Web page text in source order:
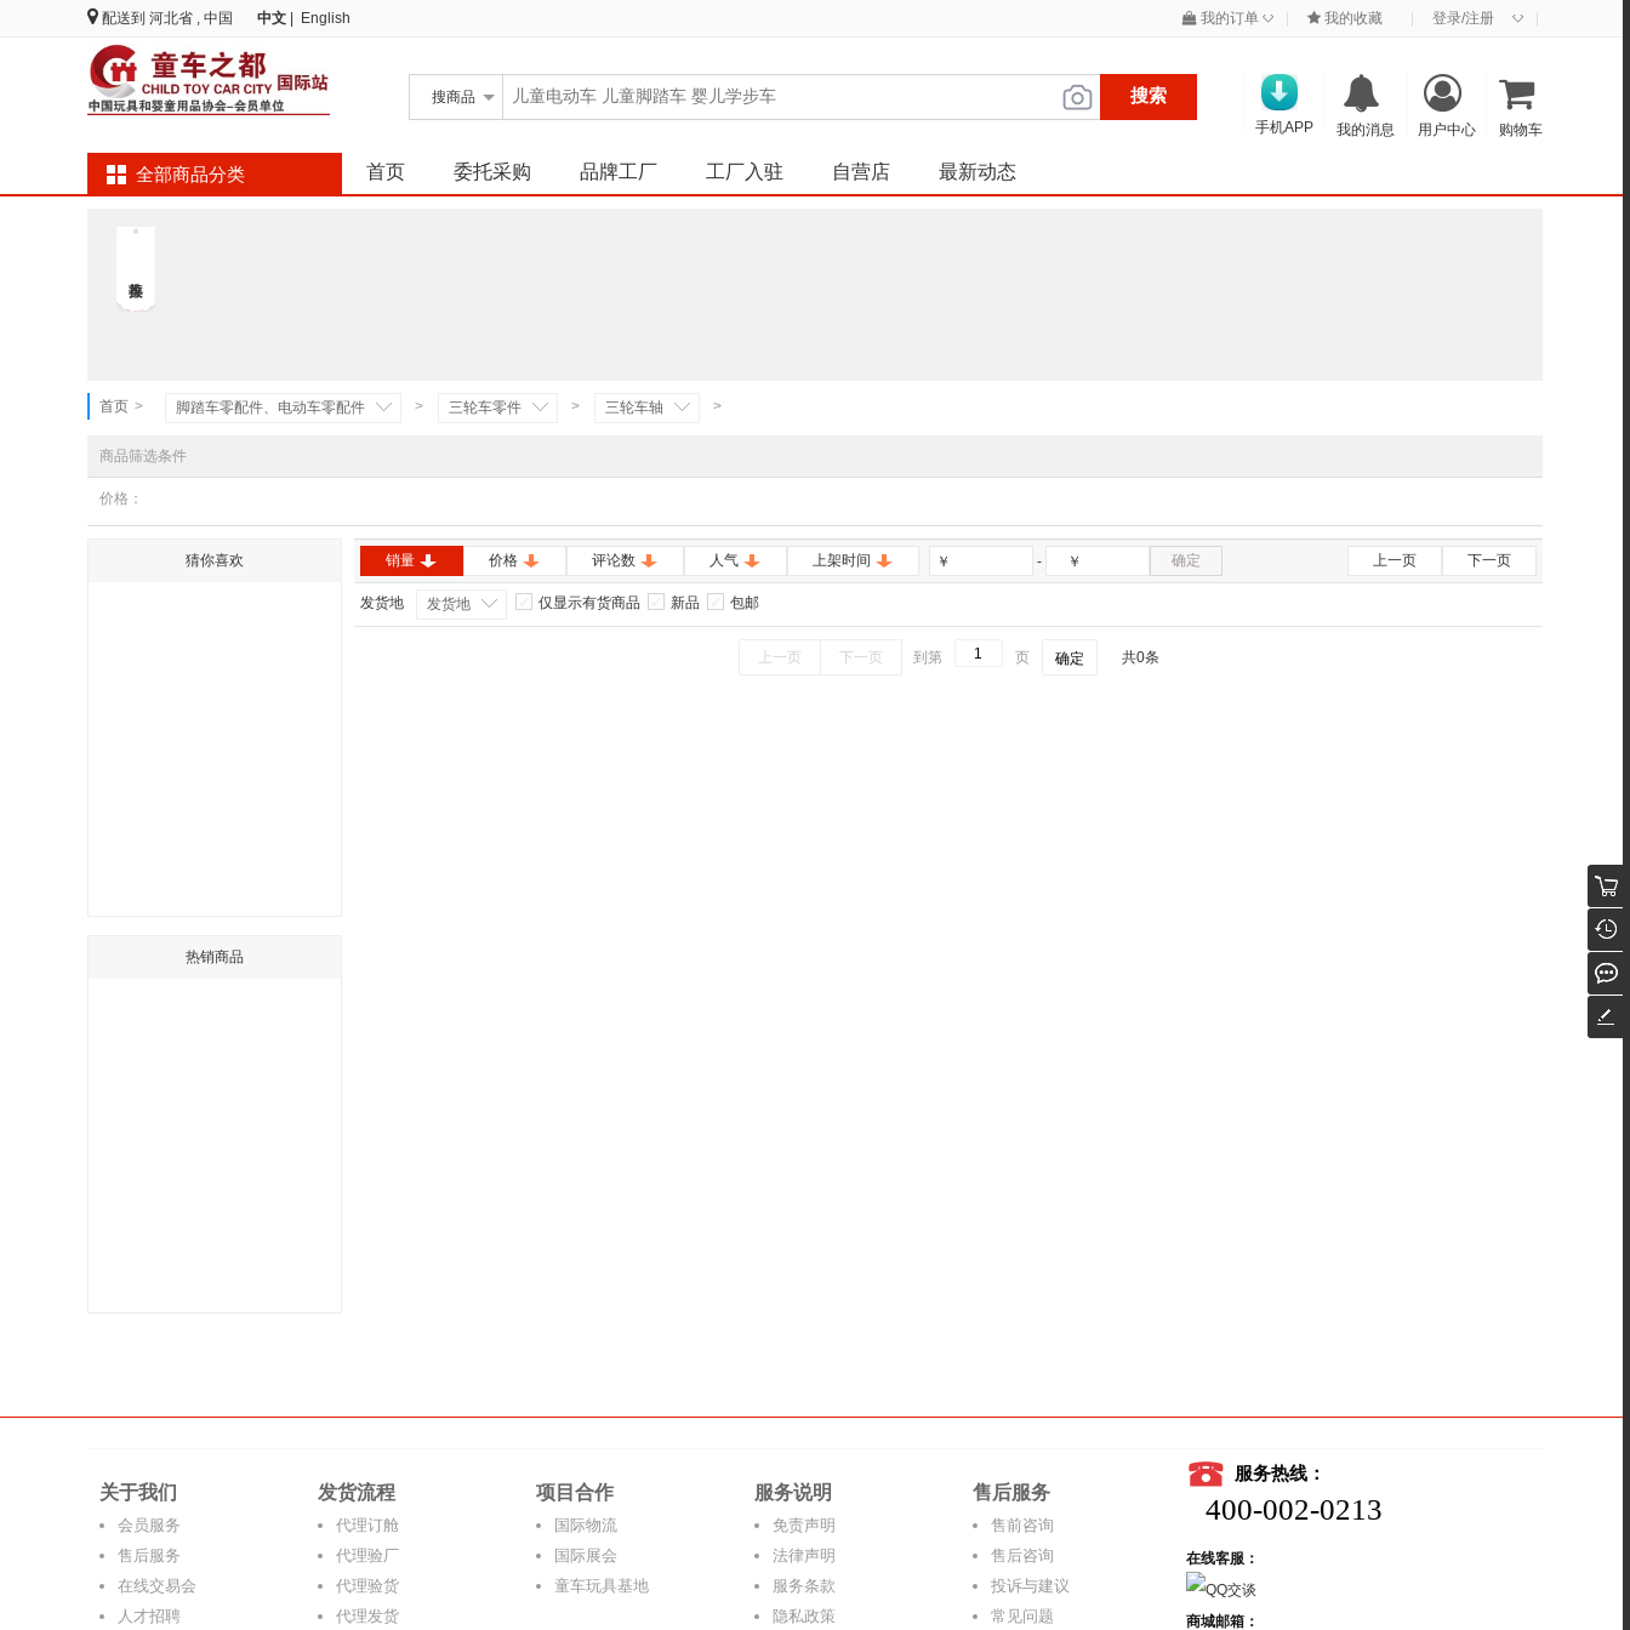
配送到 河北省 , 中国 中文 English 我的订单 ◇ 我的收藏 登录/注册 ◇
搜商品 搜索
购物车
用户中心
我的消息
手机APP
全部商品分类 首页 委托采购 品牌工厂 工厂入驻 自营店 最新动态
首页 > 脚踏车零配件、电动车零配件 > 三轮车零件 > 三轮车轴 >
商品筛选条件
价格：
猜你喜欢
热销商品
销量 价格 评论数 人气 上架时间 ￥ ￥
- 确定 上一页 下一页
发货地 发货地 仅显示有货商品 新品 包邮
上一页 下一页 到第 页 确定 共0条
关于我们
会员服务
售后服务
在线交易会
人才招聘
发货流程
代理订舱
代理验厂
代理验货
代理发货
项目合作
国际物流
国际展会
童车玩具基地
服务说明
免责声明
法律声明
服务条款
隐私政策
售后服务
售前咨询
售后咨询
投诉与建议
常见问题
服务热线：
400-002-0213
在线客服：
商城邮箱：